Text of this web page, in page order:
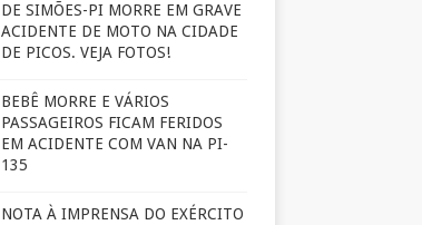
DE SIMÕES-PI MORRE EM GRAVE
ACIDENTE DE MOTO NA CIDADE
DE PICOS. VEJA FOTOS!
BEBÊ MORRE E VÁRIOS
PASSAGEIROS FICAM FERIDOS
EM ACIDENTE COM VAN NA PI-
135
NOTA À IMPRENSA DO EXÉRCITO